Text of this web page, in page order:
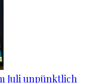
Juli unpünktlich